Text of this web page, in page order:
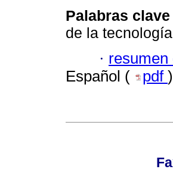
Palabras clave
de la
· resumen
Español (
pdf )